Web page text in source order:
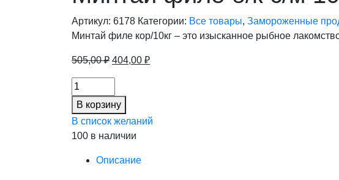
Артикул: 6178 Категории: Все товары, Замороженные
Минтай филе кор/10кг – это изысканное рыбное
505,00₽ Первоначальная
505,00 ₽.
404,00 ₽Текущая
Минтай
филе
б/
к
с/
В корзину
В список желаний
100 в наличии
Описание